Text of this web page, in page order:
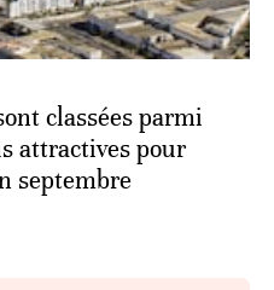
classées parmi
attractives pour
septembre